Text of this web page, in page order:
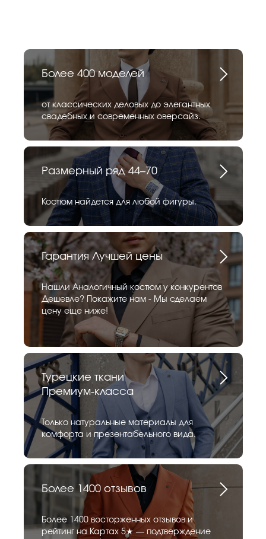
Более 400 моделей
от классических деловых до элегантных
свадебных и современных оверсайз.
Размерный ряд 44–70
Костюм найдется для любой фигуры.
Гарантия Лучшей цены
Нашли Аналогичный костюм у конкурентов
Дешевле? Покажите нам - Мы сделаем
цену еще ниже!
Турецкие ткани
Премиум-класса
Только натуральные материалы для
комфорта и презентабельного вида.
Более 1400 отзывов
Более 1400 восторженных отзывов и
рейтинг на Картах 5★ — подтверждение